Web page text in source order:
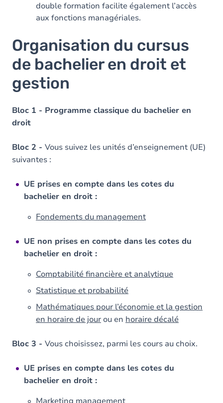
double formation facilite également l’accès
aux fonctions managériales.
Organisation du cursus
de bachelier en droit et
gestion
Bloc 1 - Programme classique du bachelier en
droit
Bloc 2 - Vous suivez les unités d’enseignement (UE)
suivantes :
UE prises en compte dans les cotes du
bachelier en droit :
Fondements du management
UE non prises en compte dans les cotes du
bachelier en droit :
Comptabilité financière et analytique
Statistique et probabilité
Mathématiques pour l’économie et la gestion
en horaire de jour ou en horaire décalé
Bloc 3 - Vous choisissez, parmi les cours au choix.
UE prises en compte dans les cotes du
bachelier en droit :